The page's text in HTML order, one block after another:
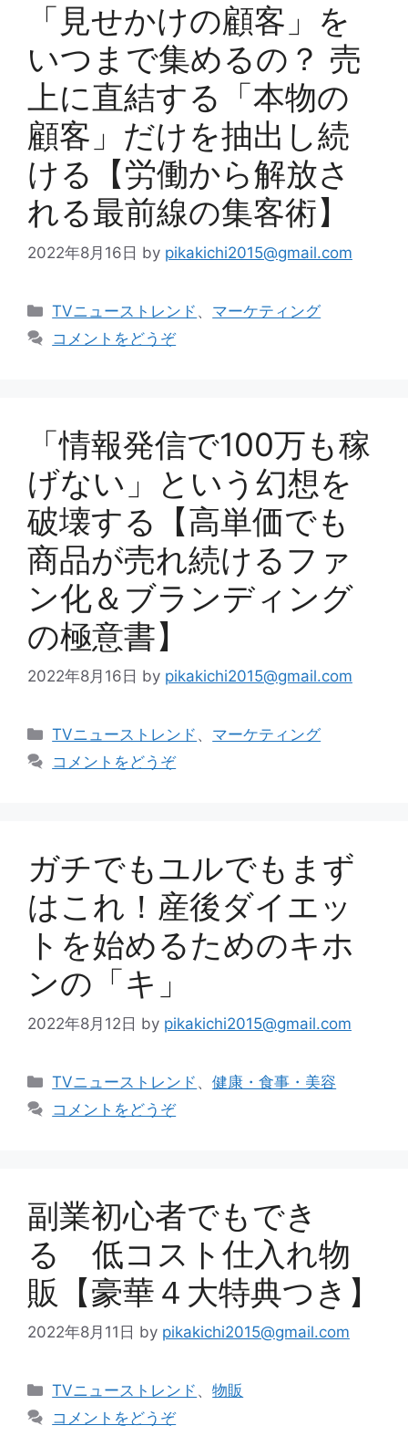
「見せかけの顧客」を
いつまで集めるの？ 売
上に直結する「本物の
顧客」だけを抽出し続
ける【労働から解放さ
れる最前線の集客術】
2022年8月16日 by pikakichi2015@gmail.com
カ
TVニューストレンド 、 マーケティング
コメントをどうぞ
「情報発信で100万も稼
げない」という幻想を
破壊する【高単価でも
商品が売れ続けるファ
ン化＆ブランディング
の極意書】
2022年8月16日 by pikakichi2015@gmail.com
カ
テ
TVニューストレンド 、 マーケティング
コメントをどうぞ
ガチでもユルでもまず
はこれ！産後ダイエッ
トを始めるためのキホ
ンの「キ」
2022年8月12日 by pikakichi2015@gmail.com
カ
TVニューストレンド 、健康・食事・美容
コメントをどうぞ
副業初心者でもでき
る 低コスト仕入れ物
販【豪華４大特典つき】
2022年8月11日 by pikakichi2015@gmail.com
カ
テ
TVニューストレンド 、物販
コメントをどうぞ